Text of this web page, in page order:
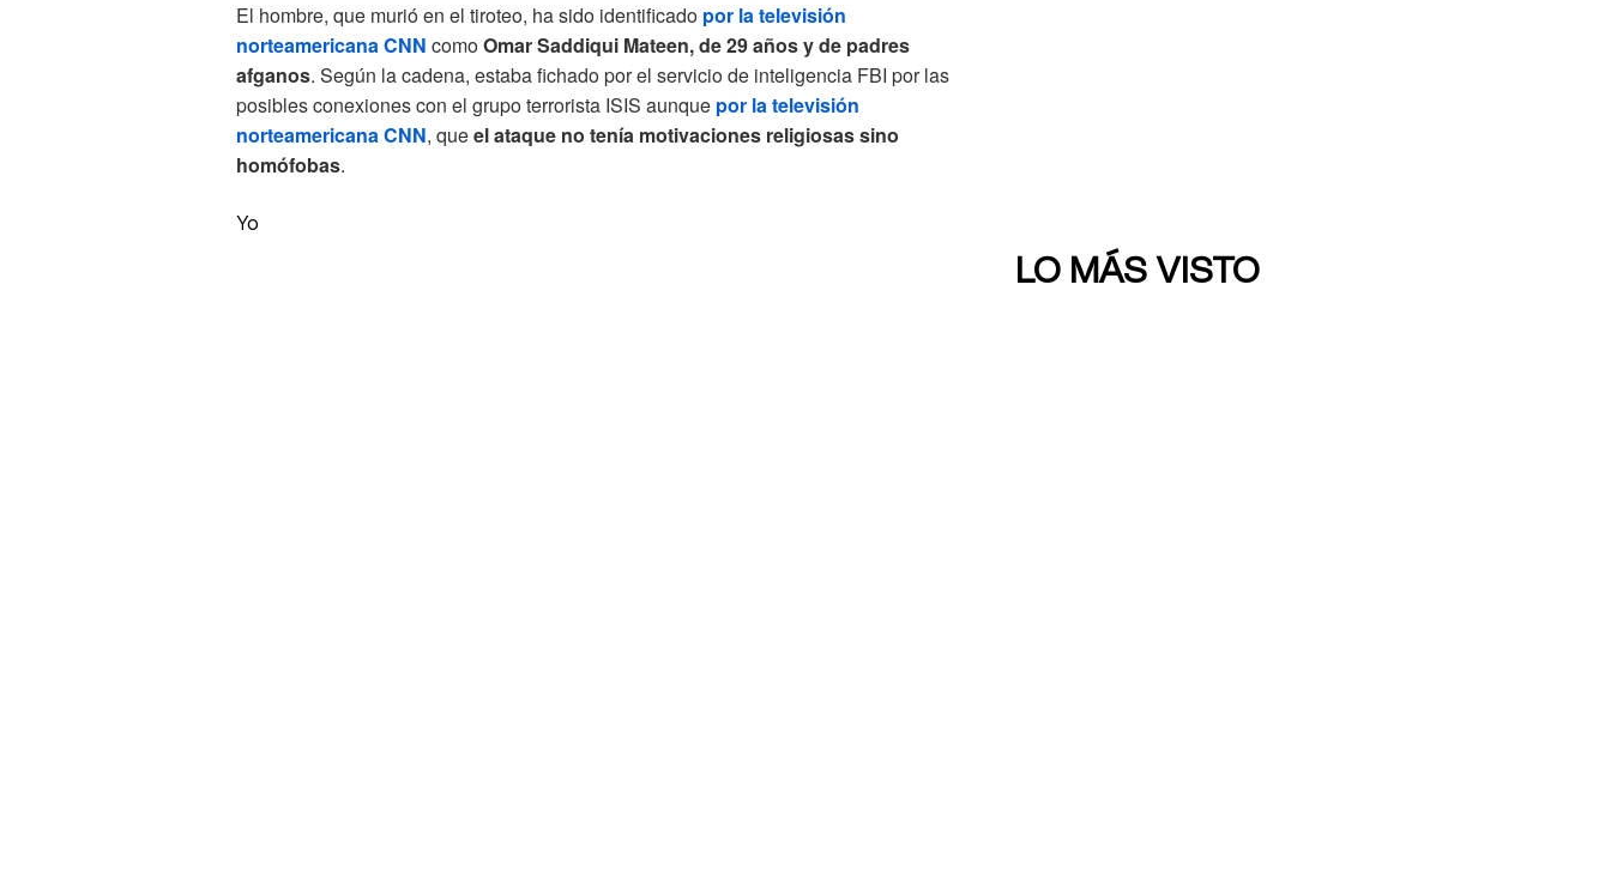
El hombre, que murió en el tiroteo, ha sido identificado por la televisión
norteamericana CNN comoOmar Saddiqui Mateen, de 29 años y de padres
afganos. Según la cadena, estaba fichado por el servicio de inteligencia FBI por las
posibles conexiones con el grupo terrorista ISIS aunque por la televisión
norteamericana CNN, queel ataque no tenía motivaciones religiosas sino
homófobas.
Yo
LO MÁS VISTO